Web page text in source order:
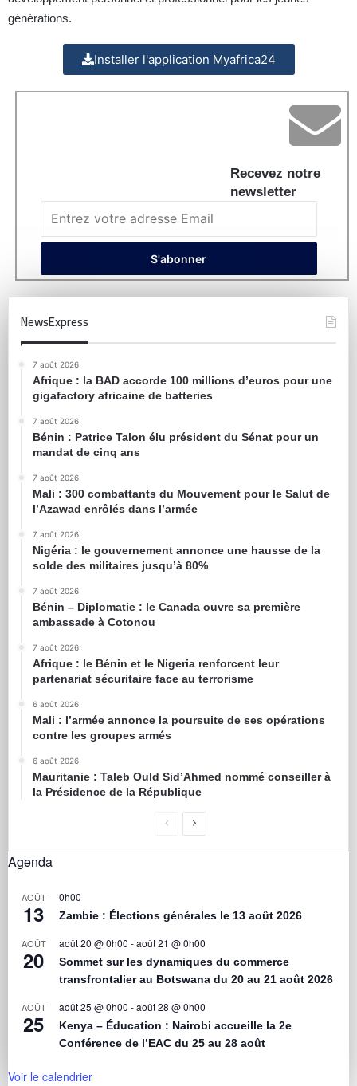
générations.
Installer l'application Myafrica24
Recevez notre
newsletter
NewsExpress
7 août 2026
Afrique : la BAD accorde 100 millions d’euros pour une
gigafactory africaine de batteries
7 août 2026
Bénin : Patrice Talon élu président du Sénat pour un
mandat de cinq ans
7 août 2026
Mali : 300 combattants du Mouvement pour le Salut de
l’Azawad enrôlés dans l’armée
7 août 2026
Nigéria : le gouvernement annonce une hausse de la
solde des militaires jusqu’à 80%
7 août 2026
Bénin – Diplomatie : le Canada ouvre sa première
ambassade à Cotonou
7 août 2026
Afrique : le Bénin et le Nigeria renforcent leur
partenariat sécuritaire face au terrorisme
6 août 2026
Mali : l’armée annonce la poursuite de ses opérations
contre les groupes armés
6 août 2026
Mauritanie : Taleb Ould Sid’Ahmed nommé conseiller à
la Présidence de la République
Agenda
AOÛT
13
0h00
Zambie : Élections générales le 13 août 2026
AOÛT
20
août 20 @ 0h00 -août 21 @ 0h00
Sommet sur les dynamiques du commerce
transfrontalier au Botswana du 20 au 21 août 2026
AOÛT
25
août 25 @ 0h00 -août 28 @ 0h00
Kenya – Éducation : Nairobi accueille la 2e
Conférence de l’EAC du 25 au 28 août
Voir le calendrier